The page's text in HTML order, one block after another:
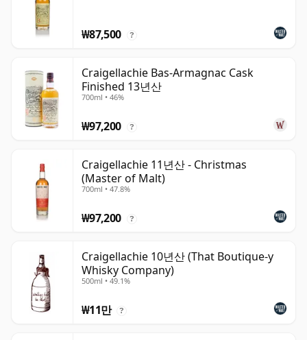
₩87,500 ?
Craigellachie Bas-Armagnac Cask
Finished 13년산
700ml • 46%
₩97,200 ?
Craigellachie 11년산 - Christmas
(Master of Malt)
700ml • 47.8%
₩97,200 ?
Craigellachie 10년산 (That Boutique-y
Whisky Company)
500ml • 49.1%
₩11만 ?